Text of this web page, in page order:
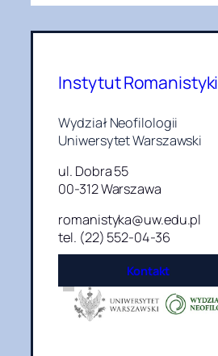
Instytut Romanistyki
Wydział Neofilologii
Uniwersytet Warszawski
ul. Dobra 55
00-312 Warszawa
romanistyka@uw.edu.pl
tel. (22) 552-04-36
Kontakt